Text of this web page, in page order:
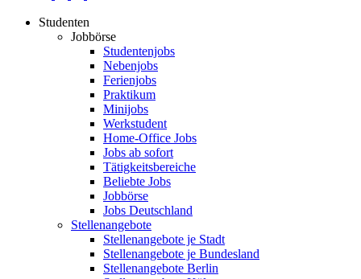
Studenten
Jobbörse
Studentenjobs
Nebenjobs
Ferienjobs
Praktikum
Minijobs
Werkstudent
Home-Office Jobs
Jobs ab sofort
Tätigkeitsbereiche
Beliebte Jobs
Jobbörse
Jobs Deutschland
Stellenangebote
Stellenangebote je Stadt
Stellenangebote je Bundesland
Stellenangebote Berlin